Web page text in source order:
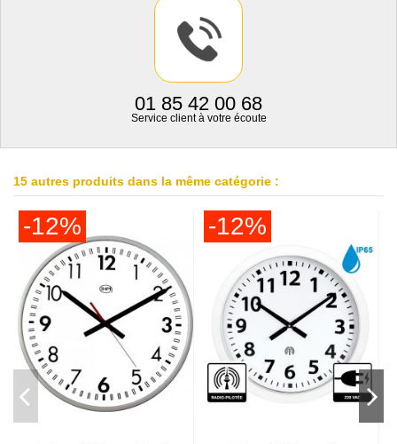
01 85 42 00 68
Service client à votre écoute
15 autres produits dans la même catégorie :
-12% -12%